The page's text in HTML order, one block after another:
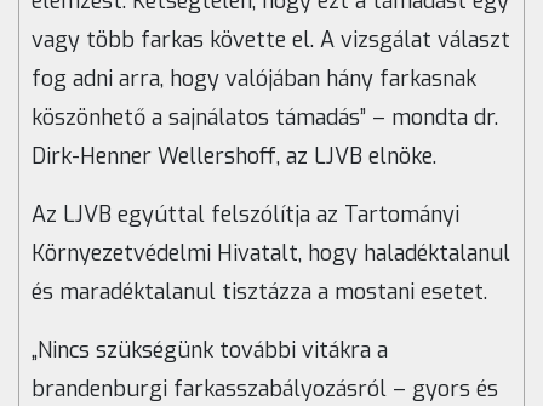
vagy több farkas követte el. A vizsgálat választ
fog adni arra, hogy valójában hány farkasnak
köszönhető a sajnálatos támadás” – mondta dr.
Dirk-Henner Wellershoff, az LJVB elnöke.
Az LJVB egyúttal felszólítja az Tartományi
Környezetvédelmi Hivatalt, hogy haladéktalanul
és maradéktalanul tisztázza a mostani esetet.
„Nincs szükségünk további vitákra a
brandenburgi farkasszabályozásról – gyors és